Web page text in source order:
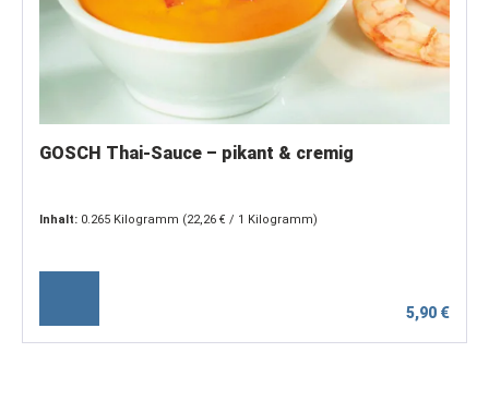
GOSCH Thai-Sauce – pikant & cremig
Inhalt: 0.265 Kilogramm (22,26 € / 1 Kilogramm)
5,90 €